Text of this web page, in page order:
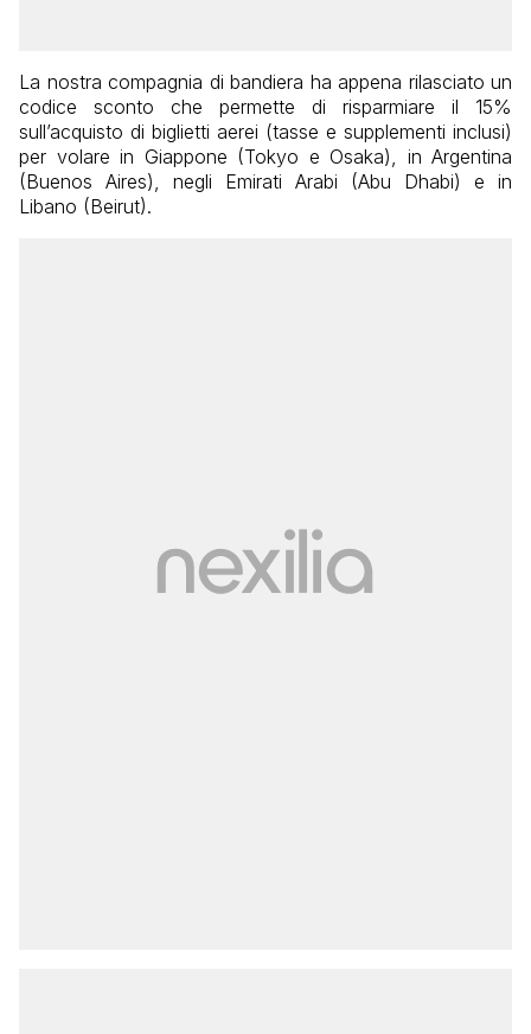
La nostra compagnia di bandiera ha appena rilasciato un
codice sconto che permette di risparmiare il 15%
sull’acquisto di biglietti aerei (tasse e supplementi inclusi)
per volare in Giappone (Tokyo e Osaka), in Argentina
(Buenos Aires), negli Emirati Arabi (Abu Dhabi) e in
Libano (Beirut).